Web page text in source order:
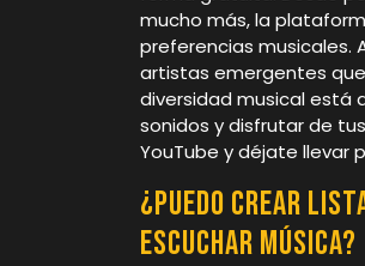
mucho más, la
preferencias musicales.
artistas emergentes
diversidad musical está
sonidos y disfrutar de
YouTube y déjate llevar
¿Puedo crear
escuchar música?